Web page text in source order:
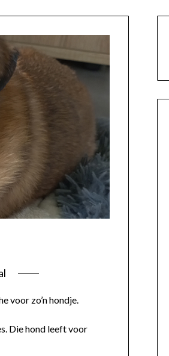
voor zo’n hondje.
Die hond leeft voor